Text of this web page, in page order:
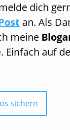
dich
an. Als
meine
. Einfach auf
sichern